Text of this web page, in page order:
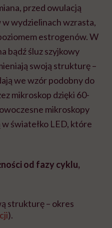
przed owulacją
wydzielinach wzrasta,
estrogenów. W
bądź śluz szyjkowy
swoją strukturę –
we wzór podobny do
mikroskop dzięki 60-
mikroskopy
światełko LED, które
od fazy cyklu,
strukturę – okres
).